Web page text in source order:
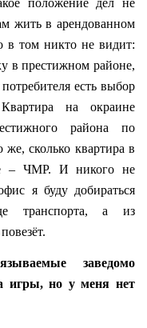
жить в арендованном
в том никто не видит:
в престижном районе,
есть выбор
на окраине
района по
сколько квартира в
– ЧМР. И никого не
я буду добираться
транспорта, а из
заведомо
игры, но у меня нет